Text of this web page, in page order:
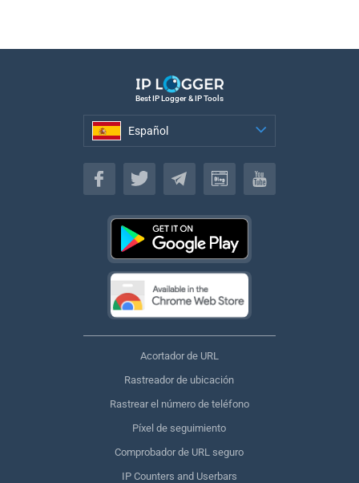
Best IP Logger & IP Tools
Español
Español
Acortador de URL
Rastreador de ubicación
Rastrear el número de teléfono
Píxel de seguimiento
Comprobador de URL seguro
IP Counters and Userbars